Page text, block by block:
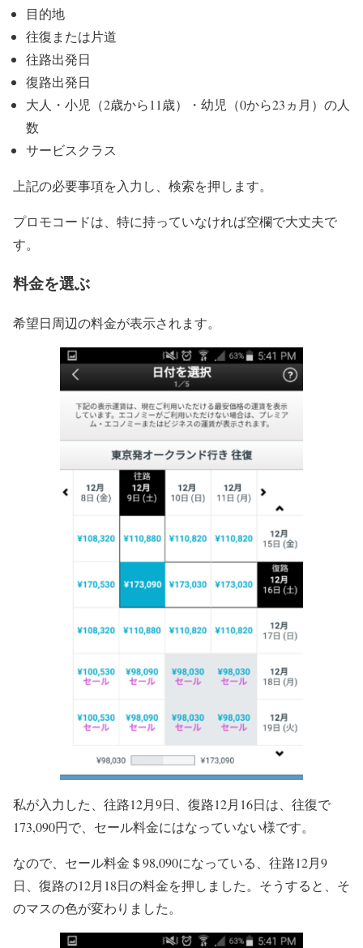
目的地
往復または片道
往路出発日
復路出発日
大人・小児（2歳から11歳）・幼児（0から23ヵ月）の人
数
サービスクラス
上記の必要事項を入力し、検索を押します。
プロモコードは、特に持っていなければ空欄で大丈夫で
す。
料金を選ぶ
希望日周辺の料金が表示されます。
私が入力した、往路12月9日、復路12月16日は、往復で
173,090円で、セール料金にはなっていない様です。
なので、セール料金＄98,090になっている、往路12月9
日、復路の12月18日の料金を押しました。そうすると、そ
のマスの色が変わりました。